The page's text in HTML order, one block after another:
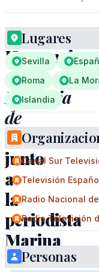
Homenaje
en
Memoria
de
delfín
junto
a
la
periodista
Marina
Bernal
Lugares
Sevilla
Roma
La
Islandia
Canal Sur
Televisión
Radio Nacional
Radio Televisión
Personas